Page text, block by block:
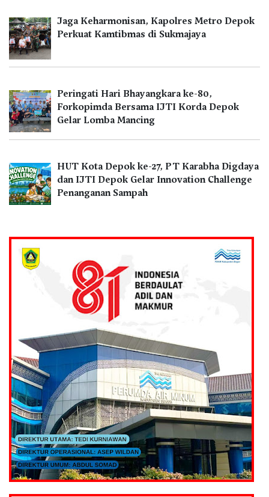
Jaga Keharmonisan, Kapolres Metro Depok
Perkuat Kamtibmas di Sukmajaya
Peringati Hari Bhayangkara ke-80,
Forkopimda Bersama IJTI Korda Depok
Gelar Lomba Mancing
HUT Kota Depok ke-27, PT Karabha Digdaya
dan IJTI Depok Gelar Innovation Challenge
Penanganan Sampah